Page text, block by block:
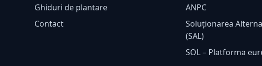
Ghiduri de plantare
Contact
ANPC
Soluționarea
(SAL)
SOL – Platforma